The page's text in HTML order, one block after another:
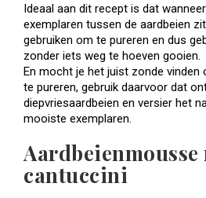
Ideaal aan dit recept is dat
exemplaren tussen de aardbeien
gebruiken om te pureren en dus
zonder iets weg te hoeven gooien.
En mocht je het juist zonde vinden
te pureren, gebruik daarvoor dat
diepvriesaardbeien en versier het
mooiste exemplaren.
Aardbeienmousse
cantuccini